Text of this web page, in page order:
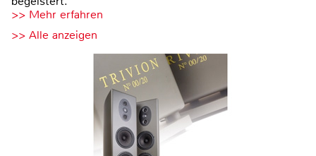
>> Mehr erfahren
>> Alle anzeigen